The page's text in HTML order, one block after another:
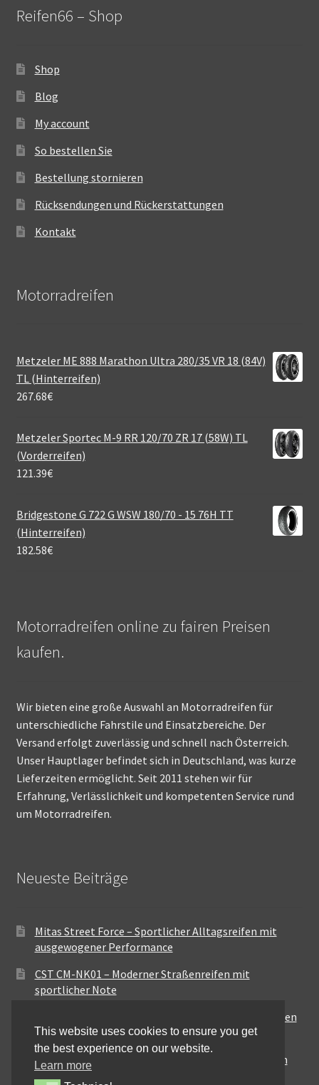
Reifen66 – Shop
Shop
Blog
My account
So bestellen Sie
Bestellung stornieren
Rücksendungen und Rückerstattungen
Kontakt
Motorradreifen
Metzeler ME 888 Marathon Ultra 280/35 VR 18 (84V)
TL (Hinterreifen)
267.68€
Metzeler Sportec M-9 RR 120/70 ZR 17 (58W) TL
(Vorderreifen)
121.39€
Bridgestone G 722 G WSW 180/70 - 15 76H TT
(Hinterreifen)
182.58€
Motorradreifen online zu fairen Preisen
kaufen.
Wir bieten eine große Auswahl an Motorradreifen für
unterschiedliche Fahrstile und Einsatzbereiche. Der
Versand erfolgt zuverlässig und schnell nach Österreich.
Unser Hauptlager befindet sich in Deutschland, was kurze
Lieferzeiten ermöglicht. Seit 2011 stehen wir für
Erfahrung, Verlässlichkeit und kompetenten Service rund
um Motorradreifen.
Neueste Beiträge
Mitas Street Force – Sportlicher Alltagsreifen mit
ausgewogener Performance
CST CM-NK01 – Moderner Straßenreifen mit
sportlicher Note
Maxxis MA-ST3 – Ausgewogener Sport-Touring-Reifen
für vielseitige Einsätze
Pirelli City Demon – Zuverlässigkeit für den urbanen
Alltag
This website uses cookies to ensure you get
the best experience on our website.
Learn more